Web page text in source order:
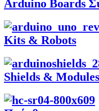
Arduino Boards
Kits & Robots
Shields & Modules